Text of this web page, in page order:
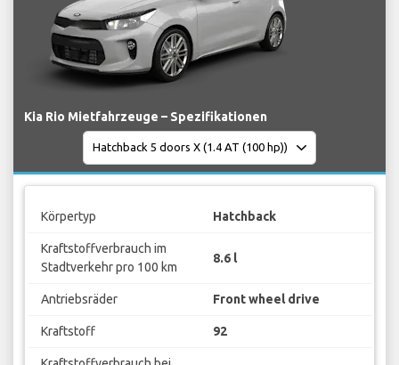
Kia Rio Mietfahrzeuge – Spezifikationen
Körpertyp Hatchback
Kraftstoffverbrauch im
Stadtverkehr pro 100 km
8.6 l
Antriebsräder Front wheel drive
Kraftstoff 92